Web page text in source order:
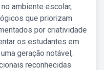
ambiente escolar,
que priorizam
por criatividade
os estudantes em
geração notável,
reconhecidas